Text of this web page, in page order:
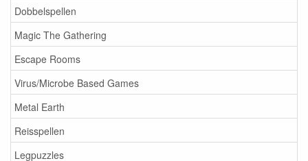
Dobbelspellen
Magic The Gathering
Escape Rooms
Virus/Microbe Based Games
Metal Earth
Reisspellen
Legpuzzles